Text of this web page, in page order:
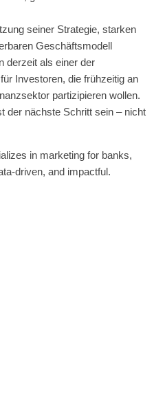
seiner Strategie, starken
Geschäftsmodell
derzeit als einer der
Investoren, die frühzeitig an
partizipieren wollen.
der nächste Schritt sein – nicht
in marketing for banks,
driven, and impactful.